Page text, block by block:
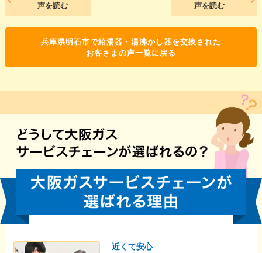
声を読む
声を読む
兵庫県明石市で給湯器・湯沸かし器を交換された
お客さまの声一覧に戻る
近くて安心